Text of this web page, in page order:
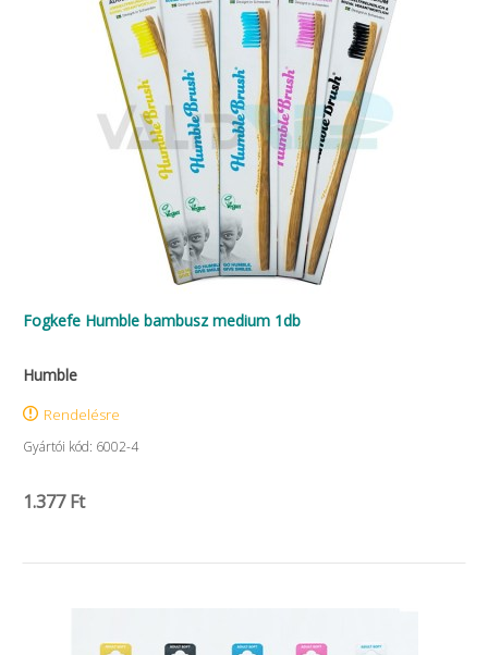
Fogkefe Humble bambusz medium 1db
Humble
Rendelésre
Gyártói kód: 6002-4
1.377 Ft